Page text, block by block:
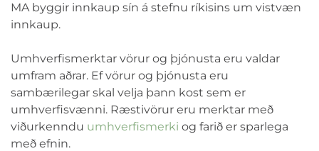
MA byggir innkaup sín á stefnu ríkisins um vistvæn
innkaup.
Umhverfismerktar vörur og þjónusta eru valdar
umfram aðrar. Ef vörur og þjónusta eru
sambærilegar skal velja þann kost sem er
umhverfisvænni. Ræstivörur eru merktar með
viðurkenndu umhverfismerki og farið er sparlega
með efnin.